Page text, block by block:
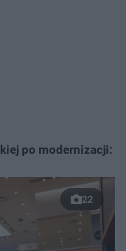
po modernizacji:
22